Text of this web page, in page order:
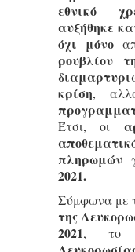
εθνικό
αυξήθηκε
όχι μόνο
ρουβλίου
κρίση,
Έτσι, οι
πληρωμών
2021.
Σύμφωνα με
της
2021, το